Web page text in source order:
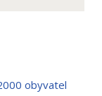
obyvatel